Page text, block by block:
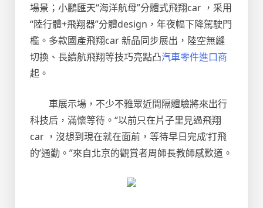
場景；小鵬匯天“海洋航母”分體式飛翔car ，采用
“陸行體+飛翔器”分體design，年夜幅下降駕駛門
檻。多款國產飛翔car 新品同步展出，陸空無縫
切換、長續航飛翔等技巧亮點凸汽車零件進口商
起。
車展示場，不少不雅眾近間隔體驗將來出行
科技后，滿懷等待。“以前只在片子里見過飛翔
car ，沒想到現在就在面前，等待早日完成‘打飛
的’通勤。”來自北京的觀賞者周師長教師感歎道。